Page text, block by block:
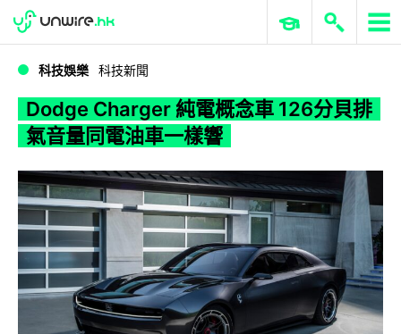
WWDC 2026 ERP 與商業 AI
科技娛樂 科技新聞
Dodge Charger 純電概念車 126分貝排
氣音量同電油車一樣響